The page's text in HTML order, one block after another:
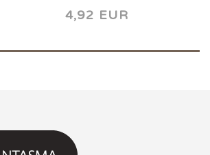
4,92 EUR